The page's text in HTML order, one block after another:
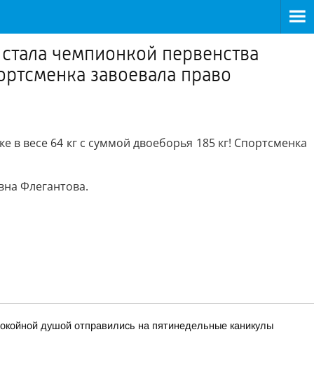
чемпионкой первенства
завоевала право
весе 64 кг с суммой двоеборья 185 кг! Спортсменка
Флегантова.
душой отправились на пятинедельные каникулы